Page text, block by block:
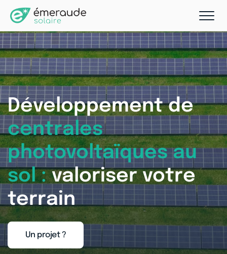
Développement de
centrales
photovoltaïques au
sol :valoriser votre
terrain
Un projet ?